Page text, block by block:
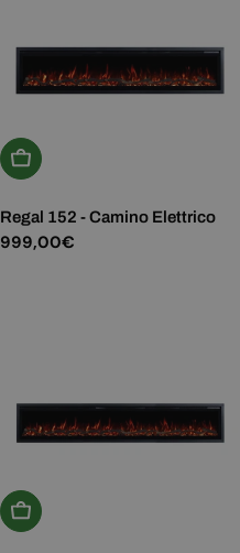
Aggiungi Al Carrello
Regal 152 - Camino Elettrico
Prezzo
999,00€
Aggiungi Al Carrello